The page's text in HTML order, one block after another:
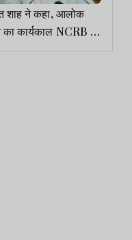
शाह ने कहा, आलोक
कार्यकाल NCRB के
में सुनहरे अक्षरों में